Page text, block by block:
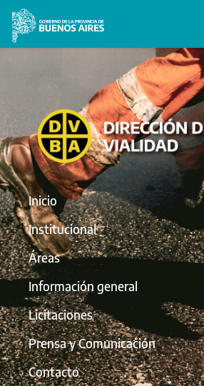
Inicio
Institucional
Áreas
Información general
Licitaciones
Prensa y Comunicación
Contacto